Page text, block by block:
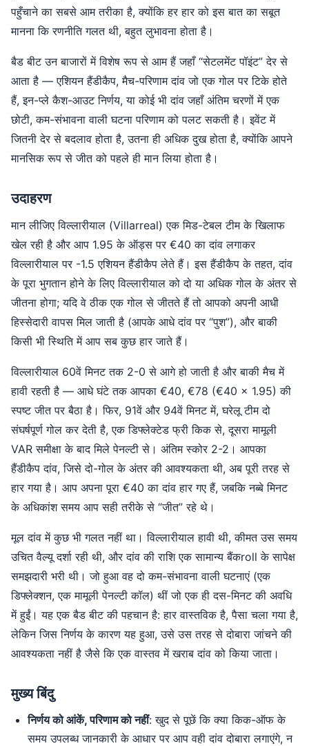
पहुँचाने का सबसे आम तरीका है, क्योंकि हर हार को इस बात का सबूत
मानना कि रणनीति गलत थी, बहुत लुभावना होता है।
बैड बीट उन बाजारों में विशेष रूप से आम हैं जहाँ “सेटलमेंट पॉइंट” देर से
आता है — एशियन हैंडीकैप, मैच-परिणाम दांव जो एक गोल पर टिके होते
हैं, इन-प्ले कैश-आउट निर्णय, या कोई भी दांव जहाँ अंतिम चरणों में एक
छोटी, कम-संभावना वाली घटना परिणाम को पलट सकती है। इवेंट में
जितनी देर से बदलाव होता है, उतना ही अधिक दुख होता है, क्योंकि आपने
मानसिक रूप से जीत को पहले ही मान लिया होता है।
उदाहरण
मान लीजिए विल्लारीयाल (Villarreal) एक मिड-टेबल टीम के खिलाफ
खेल रही है और आप 1.95 के ऑड्स पर €40 का दांव लगाकर
विल्लारीयाल पर -1.5 एशियन हैंडीकैप लेते हैं। इस हैंडीकैप के तहत, दांव
के पूरा भुगतान होने के लिए विल्लारीयाल को दो या अधिक गोल के अंतर से
जीतना होगा; यदि वे ठीक एक गोल से जीतते हैं तो आपको अपनी आधी
हिस्सेदारी वापस मिल जाती है (आपके आधे दांव पर “पुश”), और बाकी
किसी भी स्थिति में आप सब कुछ हार जाते हैं।
विल्लारीयाल 60वें मिनट तक 2-0 से आगे हो जाती है और बाकी मैच में
हावी रहती है — आधे घंटे तक आपका €40, €78 (€40 × 1.95) की
स्पष्ट जीत पर बैठा है। फिर, 91वें और 94वें मिनट में, घरेलू टीम दो
संघर्षपूर्ण गोल कर देती है, एक डिफ्लेक्टेड फ्री किक से, दूसरा मामूली
VAR समीक्षा के बाद मिले पेनल्टी से। अंतिम स्कोर 2-2। आपका
हैंडीकैप दांव, जिसे दो-गोल के अंतर की आवश्यकता थी, अब पूरी तरह से
हार गया है। आप अपना पूरा €40 का दांव हार गए हैं, जबकि नब्बे मिनट
के अधिकांश समय आप सही तरीके से “जीत” रहे थे।
मूल दांव में कुछ भी गलत नहीं था। विल्लारीयाल हावी थी, कीमत उस समय
उचित वैल्यू दर्शा रही थी, और दांव की राशि एक सामान्य बैंकroll के सापेक्ष
समझदारी भरी थी। जो हुआ वह दो कम-संभावना वाली घटनाएं (एक
डिफ्लेक्शन, एक मामूली पेनल्टी कॉल) थीं जो एक ही दस-मिनट की अवधि
में हुईं। यह एक बैड बीट की पहचान है: हार वास्तविक है, पैसा चला गया है,
लेकिन जिस निर्णय के कारण यह हुआ, उसे उस तरह से दोबारा जांचने की
आवश्यकता नहीं है जैसे कि एक वास्तव में खराब दांव को किया जाता।
मुख्य बिंदु
निर्णय को आंकें, परिणाम को नहीं: खुद से पूछें कि क्या किक-ऑफ के
समय उपलब्ध जानकारी के आधार पर आप वही दांव दोबारा लगाएंगे, न